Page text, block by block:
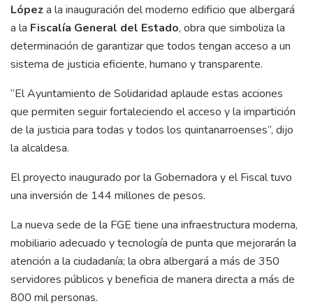
Lópeza la inauguración del moderno edificio que albergará
a la Fiscalía General del Estado, obra que simboliza la
determinación de garantizar que todos tengan acceso a un
sistema de justicia eficiente, humano y transparente.
“El Ayuntamiento de Solidaridad aplaude estas acciones
que permiten seguir fortaleciendo el acceso y la impartición
de la justicia para todas y todos los quintanarroenses”, dijo
la alcaldesa.
El proyecto inaugurado por la Gobernadora y el Fiscal tuvo
una inversión de 144 millones de pesos.
La nueva sede de la FGE tiene una infraestructura moderna,
mobiliario adecuado y tecnología de punta que mejorarán la
atención a la ciudadanía; la obra albergará a más de 350
servidores públicos y beneficia de manera directa a más de
800 mil personas.